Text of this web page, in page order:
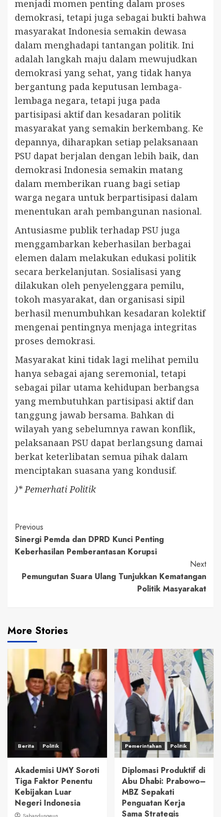
menjadi momen penting dalam proses
demokrasi, tetapi juga sebagai bukti bahwa
masyarakat Indonesia semakin dewasa
dalam menghadapi tantangan politik. Ini
adalah langkah maju dalam mewujudkan
demokrasi yang sehat, yang tidak hanya
bergantung pada keputusan lembaga-
lembaga negara, tetapi juga pada
partisipasi aktif dan kesadaran politik
masyarakat yang semakin berkembang. Ke
depannya, diharapkan setiap pelaksanaan
PSU dapat berjalan dengan lebih baik, dan
demokrasi Indonesia semakin matang
dalam memberikan ruang bagi setiap
warga negara untuk berpartisipasi dalam
menentukan arah pembangunan nasional.
Antusiasme publik terhadap PSU juga
menggambarkan keberhasilan berbagai
elemen dalam melakukan edukasi politik
secara berkelanjutan. Sosialisasi yang
dilakukan oleh penyelenggara pemilu,
tokoh masyarakat, dan organisasi sipil
berhasil menumbuhkan kesadaran kolektif
mengenai pentingnya menjaga integritas
proses demokrasi.
Masyarakat kini tidak lagi melihat pemilu
hanya sebagai ajang seremonial, tetapi
sebagai pilar utama kehidupan berbangsa
yang membutuhkan partisipasi aktif dan
tanggung jawab bersama. Bahkan di
wilayah yang sebelumnya rawan konflik,
pelaksanaan PSU dapat berlangsung damai
berkat keterlibatan semua pihak dalam
menciptakan suasana yang kondusif.
)* Pemerhati Politik
Continue
Reading
Previous
Sinergi Pemda dan DPRD Kunci Penting
Keberhasilan Pemberantasan Korupsi
Next
Pemungutan Suara Ulang Tunjukkan Kematangan
Politik Masyarakat
More Stories
Berita Politik
Akademisi UMY Soroti
Tiga Faktor Penentu
Kebijakan Luar
Negeri Indonesia
Pemerintahan Politik
Diplomasi Produktif di
Abu Dhabi: Prabowo–
MBZ Sepakati
Penguatan Kerja
Sama Strategis